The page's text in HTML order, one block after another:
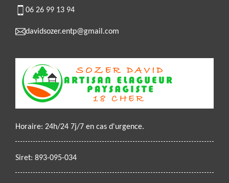
06 26 99 13 94
davidsozer.entp@gmail.com
Horaire: 24h/24 7j/7 en cas d'urgence.
Siret: 893-095-034